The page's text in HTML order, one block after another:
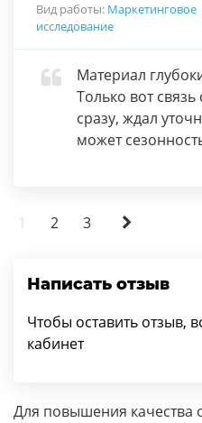
Вид работы: Маркетинговое
исследование
Материал
Только вот
сразу, ждал
может
1 2 3
Написать отзыв
Чтобы оставить отзыв,
кабинет
Для повышения качества